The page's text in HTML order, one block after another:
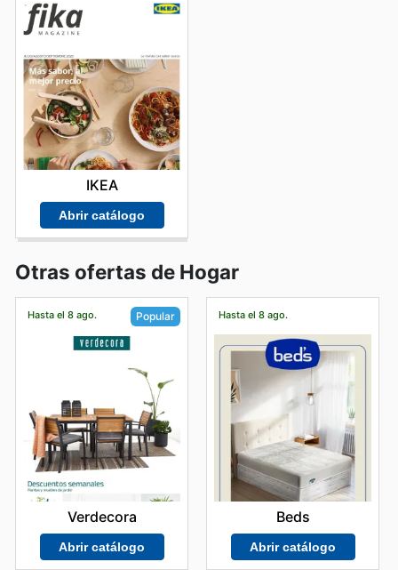
IKEA
Abrir catálogo
Otras ofertas de Hogar
Hasta el 8 ago. Popular
Verdecora
Abrir catálogo
Hasta el 8 ago.
Beds
Abrir catálogo